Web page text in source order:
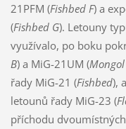
21PFM (Fishbed F) a
(Fishbed G). Letouny
využívalo, po boku
B) a MiG-21UM (
řady MiG-21 (Fishbed),
letounů řady MiG-23 (
příchodu